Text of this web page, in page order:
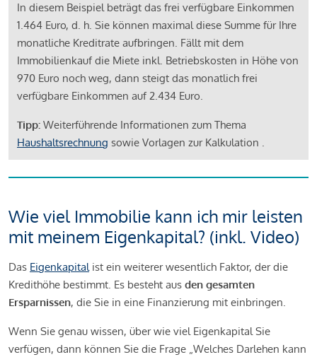
In diesem Beispiel beträgt das frei verfügbare Einkommen
1.464 Euro, d. h. Sie können maximal diese Summe für Ihre
monatliche Kreditrate aufbringen. Fällt mit dem
Immobilienkauf die Miete inkl. Betriebskosten in Höhe von
970 Euro noch weg, dann steigt das monatlich frei
verfügbare Einkommen auf 2.434 Euro.
Tipp: Weiterführende Informationen zum Thema
Haushaltsrechnung sowie Vorlagen zur Kalkulation .
Wie viel Immobilie kann ich mir leisten
mit meinem Eigenkapital? (inkl. Video)
Das Eigenkapitalist ein weiterer wesentlich Faktor, der die
Kredithöhe bestimmt. Es besteht aus den gesamten
Ersparnissen, die Sie in eine Finanzierung mit einbringen.
Wenn Sie genau wissen, über wie viel Eigenkapital Sie
verfügen, dann können Sie die Frage „Welches Darlehen kann